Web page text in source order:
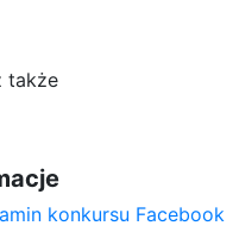
Daily Rate (exc.)
także
konkursu Facebook